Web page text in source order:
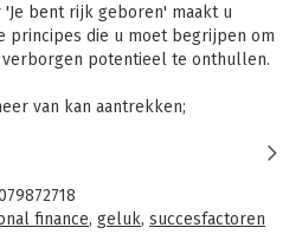
bent rijk geboren' maakt u
principes die u moet begrijpen om
potentieel te onthullen.
van kan aantrekken;
beelden creëert, die zich
brengt;
succes;
finance, geluk, succesfactoren